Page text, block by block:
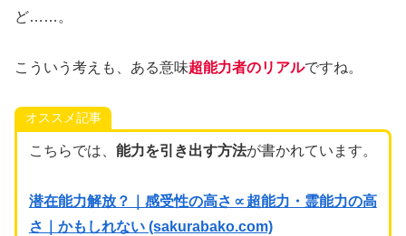
ど……。
こういう考えも、ある意味超能力者のリアルですね。
オススメ記事
こちらでは、 能力を引き出す方法が書かれています。
潜在能力解放？｜感受性の高さ∝超能力・霊能力の高
さ｜かもしれない (sakurabako.com)